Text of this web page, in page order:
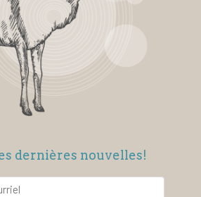
dernières nouvelles!